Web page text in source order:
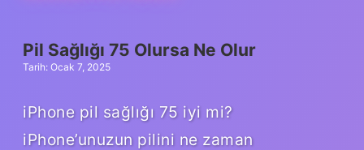
Pil Sağlığı 75 Olursa Ne Olur
Tarih: Ocak 7, 2025
iPhone pil sağlığı 75 iyi mi?
iPhone’unuzun pilini ne zaman